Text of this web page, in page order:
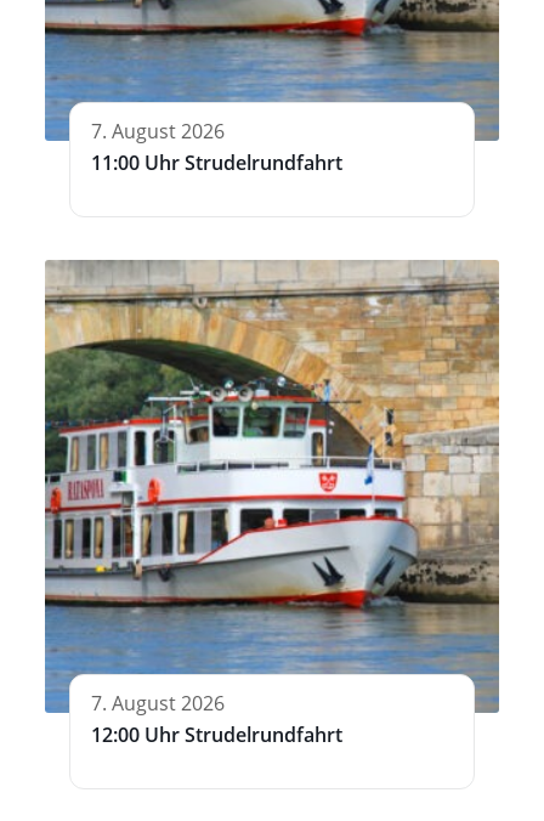
7. August 2026
11:00 Uhr Strudelrundfahrt
7. August 2026
12:00 Uhr Strudelrundfahrt